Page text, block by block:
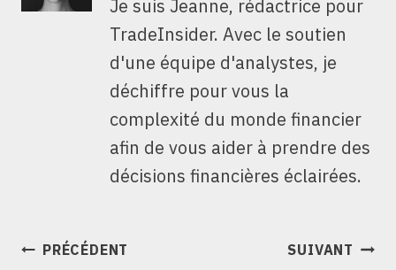
Je suis Jeanne, rédactrice pour
TradeInsider. Avec le soutien
d'une équipe d'analystes, je
déchiffre pour vous la
complexité du monde financier
afin de vous aider à prendre des
décisions financières éclairées.
NAVIGATION
PRÉCÉDENT SUIVANT